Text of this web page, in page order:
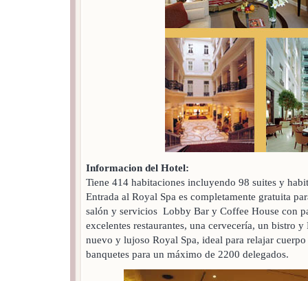
Informacion del Hotel:
Tiene 414 habitaciones incluyendo 98 suites y
Entrada al Royal Spa es completamente gratuita
salón y servicios Lobby Bar y Coffee House con
excelentes restaurantes, una cervecería, un bistro
nuevo y lujoso Royal Spa, ideal para relajar
banquetes para un máximo de 2200 delegados.